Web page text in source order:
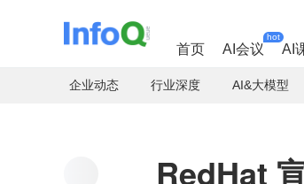
首页 AI会议
hot
AI
企业动态 行业深度 AI&大模型
RedHat